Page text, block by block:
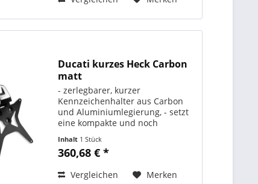
Ducati kurzes Heck Carbon
matt
- zerlegbarer, kurzer
Kennzeichenhalter aus Carbon
und Aluminiumlegierung, - setzt
eine kompakte und noch
schnelle und einfache
Demontage beim
Verkabelung ist unsichtbar
Inhalt 1 Stück
360,68 € *
Vergleichen Merken